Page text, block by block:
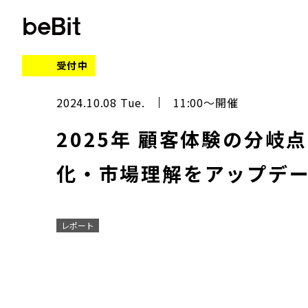
受付中
2024.10.08 Tue. 11:00～開催
2025年 顧客体験の分岐
化・市場理解をアップデ
レポート